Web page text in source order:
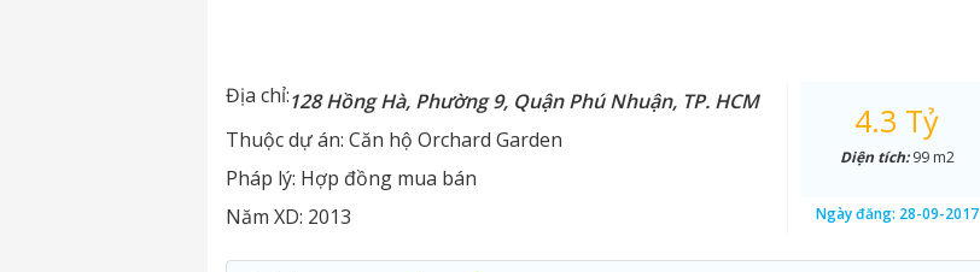
Địa chỉ:128 Hồng Hà, Phường 9, Quận Phú Nhuận, TP. HCM
Thuộc dự án: Căn hộ Orchard Garden
Pháp lý: Hợp đồng mua bán
Năm XD: 2013
4.3 Tỷ
Diện tích:99 m2
Ngày đăng: 28-09-2017